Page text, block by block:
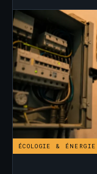
ÉCOLOGIE & ÉNERGIE